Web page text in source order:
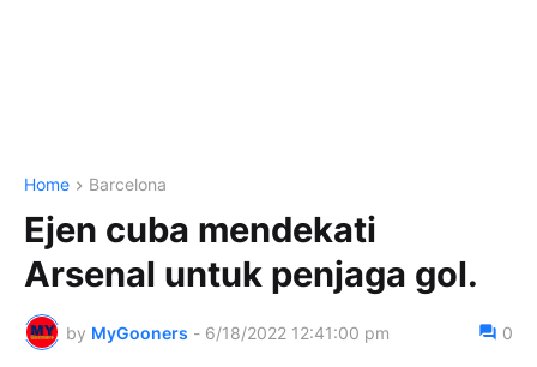
Home Barcelona
Ejen cuba mendekati
Arsenal untuk penjaga gol.
by MyGooners - 6/18/2022 12:41:00 pm 0